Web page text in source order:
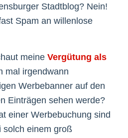
Stadtblog? Nein!
Spam an willenlose
meine Vergütung als
mal irgendwann
Werbebanner auf den
Einträgen sehen werde?
einer Werbebuchung sind
solch einem groß